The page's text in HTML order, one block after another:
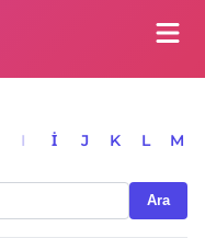
I İ J K L M
Ara